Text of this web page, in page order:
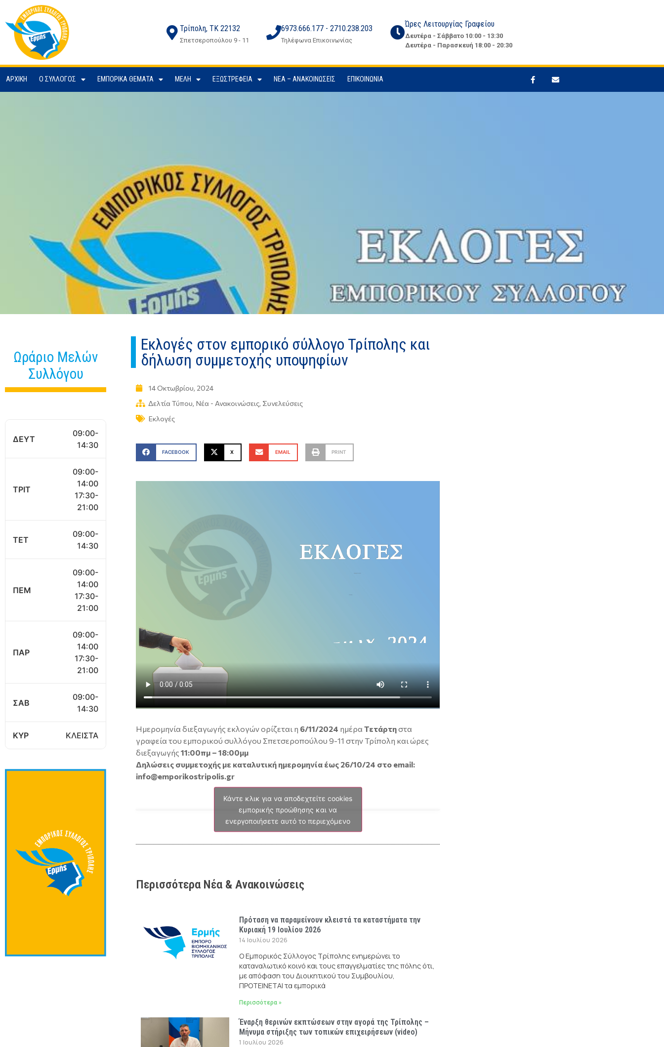
Τρίπολη, ΤΚ 22132
Σπετσεροπούλου 9 - 11
6973.666.177 - 2710.238.203
Τηλέφωνα Επικοινωνίας
Ώρες Λειτουργίας Γραφείου
Δευτέρα - Σάββατο 10:00 - 13:30
Δευτέρα - Παρασκευή 18:00 - 20:30
ΑΡΧΙΚΉ Ο ΣΎΛΛΟΓΟΣ ΕΜΠΟΡΙΚΆ ΘΈΜΑΤΑ ΜΈΛΗ ΕΞΩΣΤΡΈΦΕΙΑ ΝΈΑ – ΑΝΑΚΟΙΝΏΣΕΙΣ ΕΠΙΚΟΙΝΩΝΊΑ
Ωράριο Μελών
Συλλόγου
ΔΕΥΤ
09:00-
14:30
ΤΡΙΤ
09:00-
14:00
17:30-
21:00
ΤΕΤ
09:00-
14:30
ΠΕΜ
09:00-
14:00
17:30-
21:00
ΠΑΡ
09:00-
14:00
17:30-
21:00
ΣΑΒ
09:00-
14:30
ΚΥΡ ΚΛΕΙΣΤΑ
Εκλογές στον εμπορικό σύλλογο Τρίπολης και
δήλωση συμμετοχής υποψηφίων
14 Οκτωβρίου, 2024
Δελτία Τύπου, Νέα - Ανακοινώσεις, Συνελεύσεις
Εκλογές
FACEBOOK X EMAIL PRINT
Ημερομηνία διεξαγωγής εκλογών ορίζεται η 6/11/2024 ημέρα Τετάρτηστα
γραφεία του εμπορικού συλλόγου Σπετσεροπούλου 9-11 στην Τρίπολη και ώρες
διεξαγωγής 11:00πμ – 18:00μμ
Δηλώσεις συμμετοχής με καταλυτική ημερομηνία έως 26/10/24 στο email:
info@emporikostripolis.gr
Κάντε κλικ για να αποδεχτείτε cookies
εμπορικής προώθησης και να
ενεργοποιήσετε αυτό το περιεχόμενο
Περισσότερα Νέα & Ανακοινώσεις
Πρόταση να παραμείνουν κλειστά τα καταστήματα την
Κυριακή 19 Ιουλίου 2026
14 Ιουλίου 2026
Ο Εμπορικός Σύλλογος Τρίπολης ενημερώνει το
καταναλωτικό κοινό και τους επαγγελματίες της πόλης ότι,
με απόφαση του Διοικητικού του Συμβουλίου,
ΠΡΟΤΕΙΝΕΤΑΙ τα εμπορικά
Περισσότερα »
Έναρξη θερινών εκπτώσεων στην αγορά της Τρίπολης –
Μήνυμα στήριξης των τοπικών επιχειρήσεων (video)
1 Ιουλίου 2026